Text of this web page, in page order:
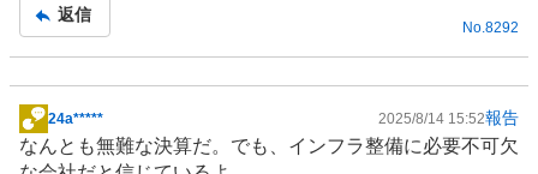
返信
No. 8292
掲
示
24a***** 2025/8/14 15:52報告
なんとも無難な決算だ。でも、 インフラ整備に必要不可欠